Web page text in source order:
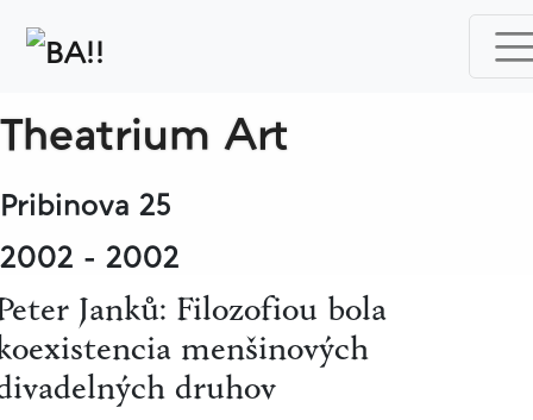
Theatrium Art
Pribinova 25
2002 - 2002
Janků: Filozofiou bola
menšinových
druhov